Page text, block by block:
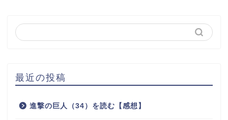
最近の投稿
進撃の巨人（34）を読む【感想】